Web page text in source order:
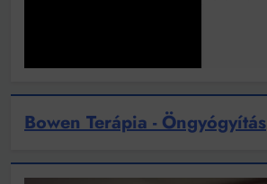
Bowen Terápia - Öngyógyítás